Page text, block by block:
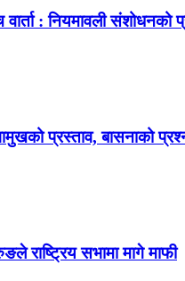
: नियमावली
प्रस्ताव, बासनाको
राष्ट्रिय सभामा मागे माफी